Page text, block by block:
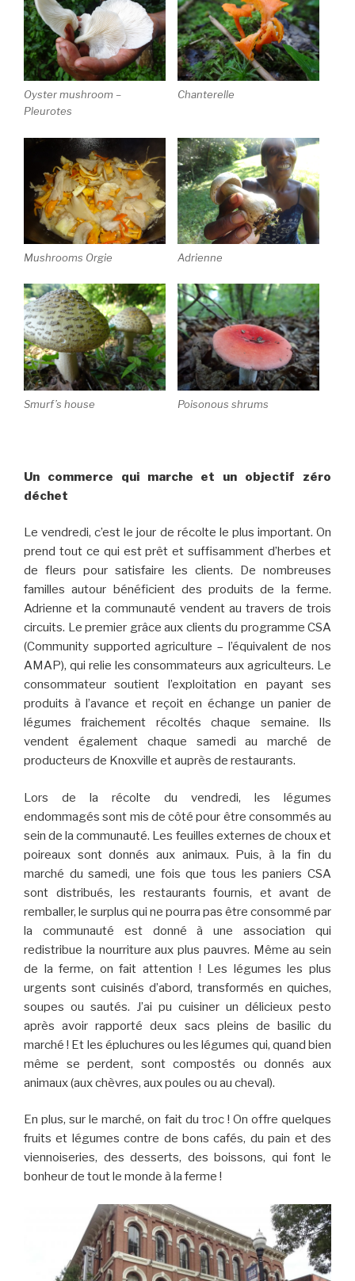
Oyster mushroom –
Pleurotes
Chanterelle
Mushrooms Orgie Adrienne
Smurf’s house Poisonous shrums
Un commerce qui marche et un objectif zéro
déchet
Le vendredi, c’est le jour de récolte le plus important. On
prend tout ce qui est prêt et suffisamment d’herbes et
de fleurs pour satisfaire les clients. De nombreuses
familles autour bénéficient des produits de la ferme.
Adrienne et la communauté vendent au travers de trois
circuits. Le premier grâce aux clients du programme CSA
(Community supported agriculture – l’équivalent de nos
AMAP), qui relie les consommateurs aux agriculteurs. Le
consommateur soutient l’exploitation en payant ses
produits à l’avance et reçoit en échange un panier de
légumes fraichement récoltés chaque semaine. Ils
vendent également chaque samedi au marché de
producteurs de Knoxville et auprès de restaurants.
Lors de la récolte du vendredi, les légumes
endommagés sont mis de côté pour être consommés au
sein de la communauté. Les feuilles externes de choux et
poireaux sont donnés aux animaux. Puis, à la fin du
marché du samedi, une fois que tous les paniers CSA
sont distribués, les restaurants fournis, et avant de
remballer, le surplus qui ne pourra pas être consommé par
la communauté est donné à une association qui
redistribue la nourriture aux plus pauvres. Même au sein
de la ferme, on fait attention ! Les légumes les plus
urgents sont cuisinés d’abord, transformés en quiches,
soupes ou sautés. J’ai pu cuisiner un délicieux pesto
après avoir rapporté deux sacs pleins de basilic du
marché ! Et les épluchures ou les légumes qui, quand bien
même se perdent, sont compostés ou donnés aux
animaux (aux chèvres, aux poules ou au cheval).
En plus, sur le marché, on fait du troc ! On offre quelques
fruits et légumes contre de bons cafés, du pain et des
viennoiseries, des desserts, des boissons, qui font le
bonheur de tout le monde à la ferme !